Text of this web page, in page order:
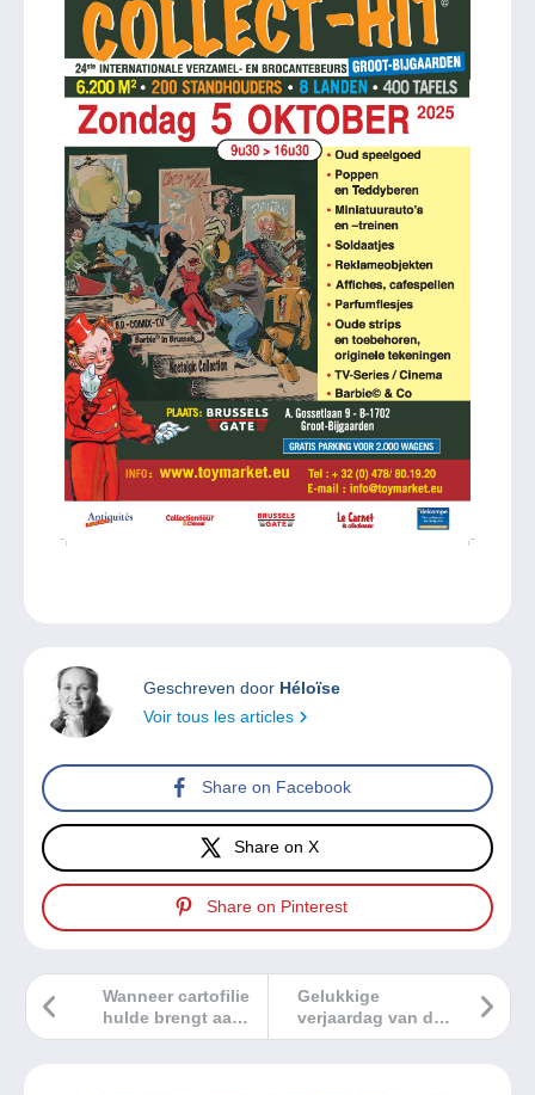
Geschreven door Héloïse
Voir tous les articles
Share on Facebook
Share on X
Share on Pinterest
Gelukkige
verjaardag van de
fotografische
Wanneer cartofilie
hulde brengt aan
de helikopter